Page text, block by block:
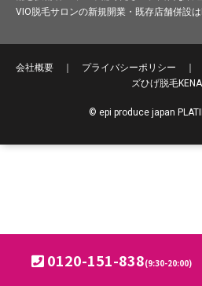
VIO脱毛サロンの新規開業・既存店舗併設は
会社概要 プライバシーポリシー
ズひげ脱毛
© epi produce japan
0120-151-838(9:30-20:00)